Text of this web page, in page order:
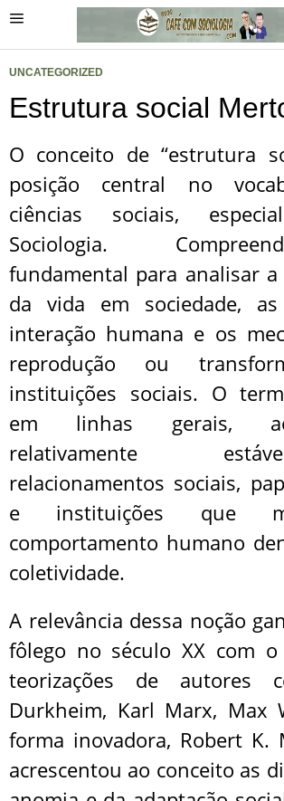
UNCATEGORIZED
Estrutura social
O conceito de “estrutura
posição central no
ciências sociais,
Sociologia.
fundamental para analisar a
da vida em sociedade,
interação humana e os
reprodução ou
instituições sociais. O
em linhas gerais,
relativamente
relacionamentos sociais,
e instituições que
comportamento humano
coletividade.
A relevância dessa noção
fôlego no século XX com o
teorizações de autores
Durkheim, Karl Marx, Max
forma inovadora, Robert K.
acrescentou ao conceito as